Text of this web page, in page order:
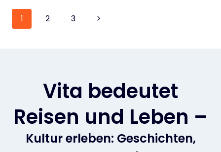
Seitennavigation
1 2 3
Nächste
Vita bedeutet
Reisen und Leben –
Kultur erleben: Geschichten,